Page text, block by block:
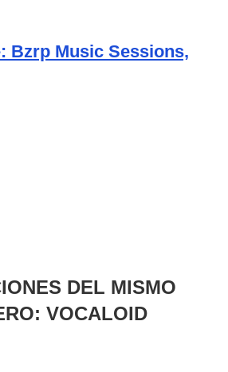
Bzrp Music Sessions,
DEL MISMO
VOCALOID